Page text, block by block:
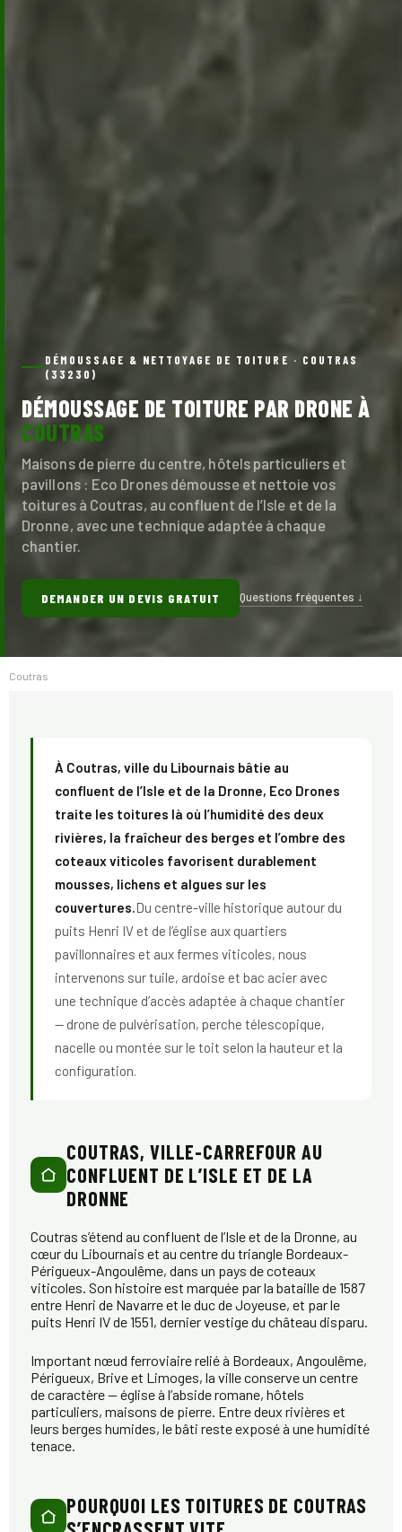
DÉMOUSSAGE & NETTOYAGE DE TOITURE · COUTRAS
(33230)
DÉMOUSSAGE DE TOITURE PAR DRONE À
COUTRAS
Maisons de pierre du centre, hôtels particuliers et
pavillons : Eco Drones démousse et nettoie vos
toitures à Coutras, au confluent de l’Isle et de la
Dronne, avec une technique adaptée à chaque
chantier.
DEMANDER UN DEVIS GRATUIT Questions fréquentes ↓
Coutras
À Coutras, ville du Libournais bâtie au
confluent de l’Isle et de la Dronne, Eco Drones
traite les toitures là où l’humidité des deux
rivières, la fraîcheur des berges et l’ombre des
coteaux viticoles favorisent durablement
mousses, lichens et algues sur les
couvertures.Du centre-ville historique autour du
puits Henri IV et de l’église aux quartiers
pavillonnaires et aux fermes viticoles, nous
intervenons sur tuile, ardoise et bac acier avec
une technique d’accès adaptée à chaque chantier
— drone de pulvérisation, perche télescopique,
nacelle ou montée sur le toit selon la hauteur et la
configuration.
COUTRAS, VILLE-CARREFOUR AU
CONFLUENT DE L’ISLE ET DE LA
DRONNE
Coutras s’étend au confluent de l’Isle et de la Dronne, au
cœur du Libournais et au centre du triangle Bordeaux-
Périgueux-Angoulême, dans un pays de coteaux
viticoles. Son histoire est marquée par la bataille de 1587
entre Henri de Navarre et le duc de Joyeuse, et par le
puits Henri IV de 1551, dernier vestige du château disparu.
Important nœud ferroviaire relié à Bordeaux, Angoulême,
Périgueux, Brive et Limoges, la ville conserve un centre
de caractère — église à l’abside romane, hôtels
particuliers, maisons de pierre. Entre deux rivières et
leurs berges humides, le bâti reste exposé à une humidité
tenace.
POURQUOI LES TOITURES DE COUTRAS